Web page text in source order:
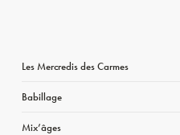
Les Mercredis des Carmes
Babillage
Mix’âges